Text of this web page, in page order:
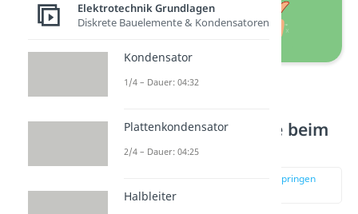
Drei-Finger-Regel
Wirbelstrombremse beim
Austritt
zur Stelle im Video springen
Elektrotechnik Grundlagen
Diskrete Bauelemente & Kondensatoren
Kondensator
1/4 – Dauer: 04:32
Plattenkondensator
2/4 – Dauer: 04:25
Halbleiter